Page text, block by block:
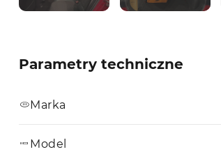
Parametry techniczne
Marka
Model